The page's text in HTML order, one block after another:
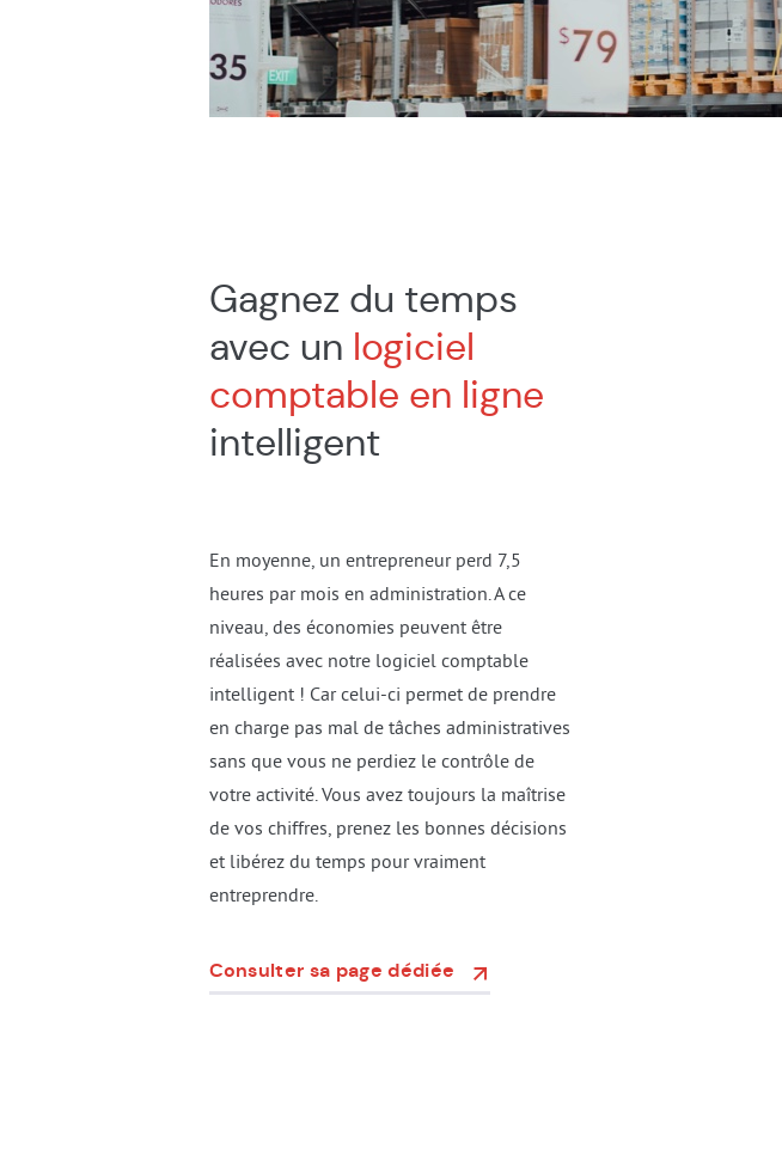
Gagnez du temps
avec un logiciel
comptable en ligne
intelligent
En moyenne, un entrepreneur perd 7,5
heures par mois en administration. A ce
niveau, des économies peuvent être
réalisées avec notre logiciel comptable
intelligent ! Car celui-ci permet de prendre
en charge pas mal de tâches administratives
sans que vous ne perdiez le contrôle de
votre activité. Vous avez toujours la maîtrise
de vos chiffres, prenez les bonnes décisions
et libérez du temps pour vraiment
entreprendre.
Consulter sa page dédiée